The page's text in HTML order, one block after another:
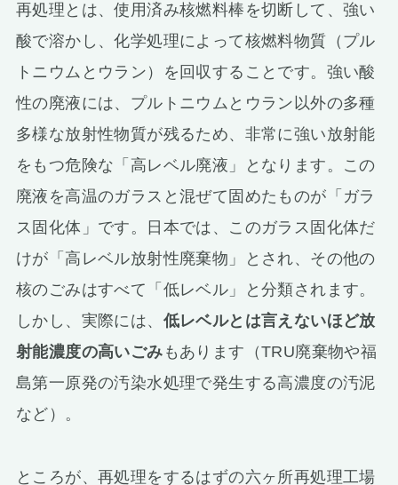
再処理とは、使用済み核燃料棒を切断して、強い
酸で溶かし、化学処理によって核燃料物質（プル
トニウムとウラン）を回収することです。強い酸
性の廃液には、プルトニウムとウラン以外の多種
多様な放射性物質が残るため、非常に強い放射能
をもつ危険な「高レベル廃液」となります。この
廃液を高温のガラスと混ぜて固めたものが「ガラ
ス固化体」です。日本では、このガラス固化体だ
けが「高レベル放射性廃棄物」とされ、その他の
核のごみはすべて「低レベル」と分類されます。
しかし、実際には、 低レベルとは言えないほど放
射能濃度の高いごみ もあります（TRU廃棄物や福
島第一原発の汚染水処理で発生する高濃度の汚泥
など）。
ところが、再処理をするはずの六ヶ所再処理工場